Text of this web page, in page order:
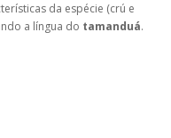
da espécie (crú e
a língua do tamanduá.